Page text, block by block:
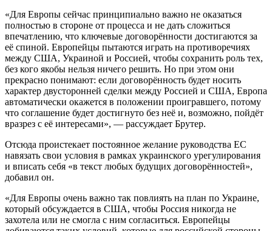
«Для Европы сейчас принципиально важно не оказаться
полностью в стороне от процесса и не дать сложиться
впечатлению, что ключевые договорённости достигаются за
её спиной. Европейцы пытаются играть на противоречиях
между США, Украиной и Россией, чтобы сохранить роль тех,
без кого якобы нельзя ничего решить. Но при этом они
прекрасно понимают: если договорённость будет носить
характер двусторонней сделки между Россией и США, Европа
автоматически окажется в положении проигравшего, потому
что соглашение будет достигнуто без неё и, возможно, пойдёт
вразрез с её интересами», — рассуждает Брутер.
Отсюда проистекает постоянное желание руководства ЕС
навязать свои условия в рамках украинского урегулирования
и вписать себя «в текст любых будущих договорённостей»,
добавил он.
«Для Европы очень важно так повлиять на план по Украине,
который обсуждается в США, чтобы Россия никогда не
захотела или не смогла с ним согласиться. Европейцы